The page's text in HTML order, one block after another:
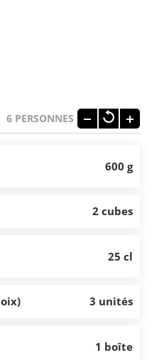
6 PERSONNES
600 g
2 cubes
25 cl
3 unités
1 boîte